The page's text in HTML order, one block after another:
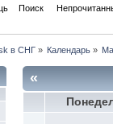
Поиск
в СНГ» Календарь »
«